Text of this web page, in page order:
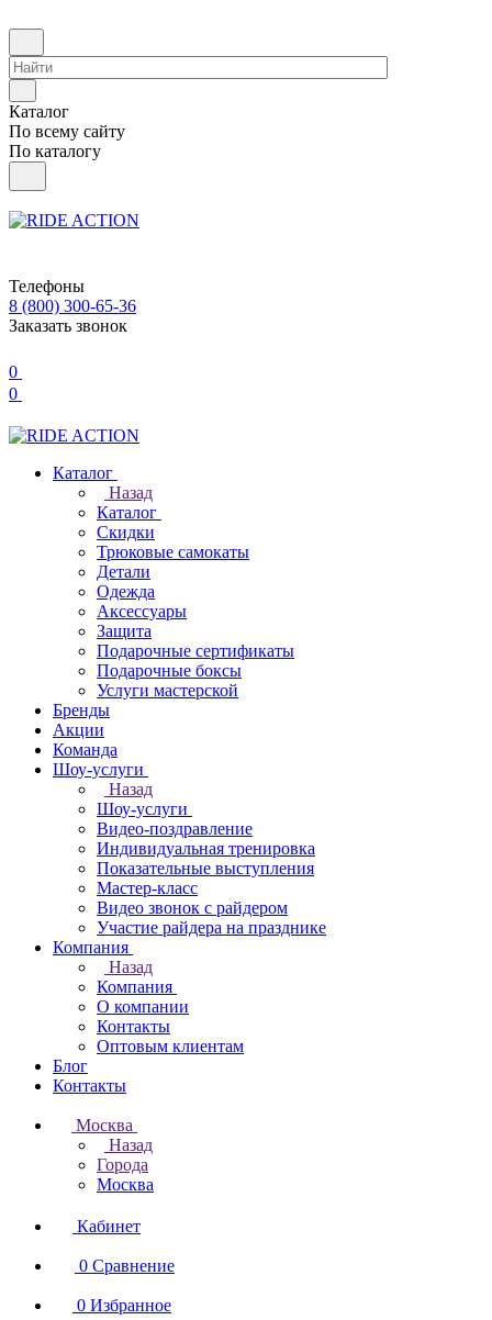
Каталог
По всему сайту
По каталогу
Телефоны
8 (800) 300-65-36
Заказать звонок
0
0
Каталог
Назад
Каталог
Скидки
Трюковые самокаты
Детали
Одежда
Аксессуары
Защита
Подарочные сертификаты
Подарочные боксы
Услуги мастерской
Бренды
Акции
Команда
Шоу-услуги
Назад
Шоу-услуги
Видео-поздравление
Индивидуальная тренировка
Показательные выступления
Мастер-класс
Видео звонок с райдером
Участие райдера на празднике
Компания
Назад
Компания
О компании
Контакты
Оптовым клиентам
Блог
Контакты
Москва
Назад
Города
Москва
Кабинет
0 Сравнение
0 Избранное